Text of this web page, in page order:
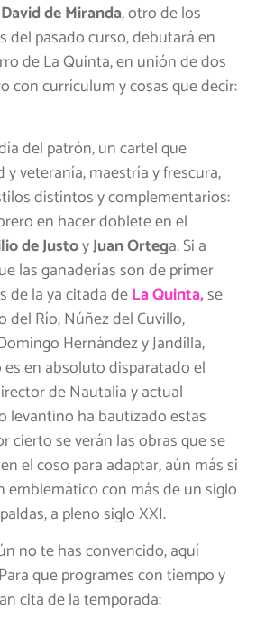
David de Miranda, otro de los
del pasado curso, debutará en
de La Quinta, en unión de dos
con currículum y cosas que decir:
del patrón, un cartel que
veteranía, maestría y frescura,
distintos y complementarios:
en hacer doblete en el
de JustoyJuan Ortega. Si a
las ganaderías son de primer
de la ya citada deLa Quinta,se
Río, Núñez del Cuvillo,
Hernández y Jandilla,
en absoluto disparatado el
de Nautalia y actual
levantino ha bautizado estas
cierto se verán las obras que se
el coso para adaptar, aún más si
emblemático con más de un siglo
a pleno siglo XXI.
no te has convencido, aquí
que programes con tiempo y
cita de la temporada: